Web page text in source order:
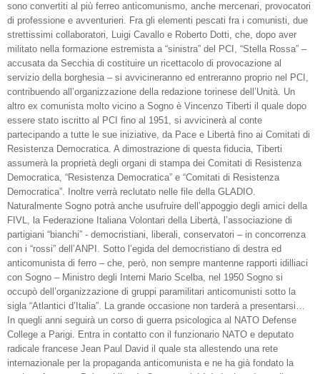
sono convertiti al più ferreo anticomunismo, anche mercenari, provocatori
di professione e avventurieri. Fra gli elementi pescati fra i comunisti, due
strettissimi collaboratori, Luigi Cavallo e Roberto Dotti, che, dopo aver
militato nella formazione estremista a “sinistra” del PCI, “Stella Rossa” –
accusata da Secchia di costituire un ricettacolo di provocazione al
servizio della borghesia – si avvicineranno ed entreranno proprio nel PCI,
contribuendo all’organizzazione della redazione torinese dell’Unità. Un
altro ex comunista molto vicino a Sogno è Vincenzo Tiberti il quale dopo
essere stato iscritto al PCI fino al 1951, si avvicinerà al conte
partecipando a tutte le sue iniziative, da Pace e Libertà fino ai Comitati di
Resistenza Democratica. A dimostrazione di questa fiducia, Tiberti
assumerà la proprietà degli organi di stampa dei Comitati di Resistenza
Democratica, “Resistenza Democratica” e “Comitati di Resistenza
Democratica”. Inoltre verrà reclutato nelle file della GLADIO.
Naturalmente Sogno potrà anche usufruire dell’appoggio degli amici della
FIVL, la Federazione Italiana Volontari della Libertà, l’associazione di
partigiani “bianchi” - democristiani, liberali, conservatori – in concorrenza
con i “rossi” dell’ANPI. Sotto l’egida del democristiano di destra ed
anticomunista di ferro – che, però, non sempre mantenne rapporti idilliaci
con Sogno – Ministro degli Interni Mario Scelba, nel 1950 Sogno si
occupò dell’organizzazione di gruppi paramilitari anticomunisti sotto la
sigla “Atlantici d’Italia”. La grande occasione non tarderà a presentarsi…
In quegli anni seguirà un corso di guerra psicologica al NATO Defense
College a Parigi. Entra in contatto con il funzionario NATO e deputato
radicale francese Jean Paul David il quale sta allestendo una rete
internazionale per la propaganda anticomunista e ne ha già fondato la